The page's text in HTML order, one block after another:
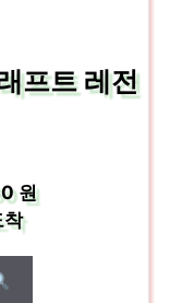
프트 레전
원